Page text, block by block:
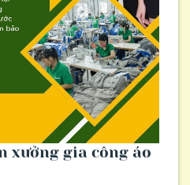
xưởng gia công áo